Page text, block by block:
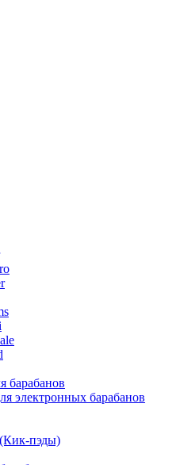
барабанов
электронных барабанов
пэды)